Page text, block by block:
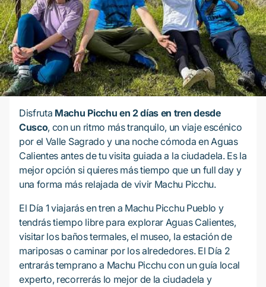
Disfruta Machu Picchu en 2 días en tren desde
Cusco, con un ritmo más tranquilo, un viaje escénico
por el Valle Sagrado y una noche cómoda en Aguas
Calientes antes de tu visita guiada a la ciudadela. Es la
mejor opción si quieres más tiempo que un full day y
una forma más relajada de vivir Machu Picchu.
El Día 1 viajarás en tren a Machu Picchu Pueblo y
tendrás tiempo libre para explorar Aguas Calientes,
visitar los baños termales, el museo, la estación de
mariposas o caminar por los alrededores. El Día 2
entrarás temprano a Machu Picchu con un guía local
experto, recorrerás lo mejor de la ciudadela y